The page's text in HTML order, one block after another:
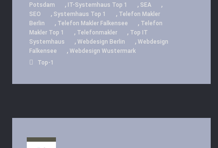
Potsdam
, IT-Systemhaus Top 1 , SEA ,
SEO , Systemhaus Top 1 , Telefon Makler
Berlin
, Telefon Makler Falkensee , Telefon
Makler Top 1
, Telefonmakler , Top IT
Systemhaus
, Webdesign Berlin , Webdesign
Falkensee
, Webdesign Wustermark
Top-1